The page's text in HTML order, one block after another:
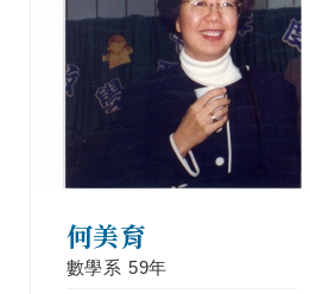
何美育
數學系 59年